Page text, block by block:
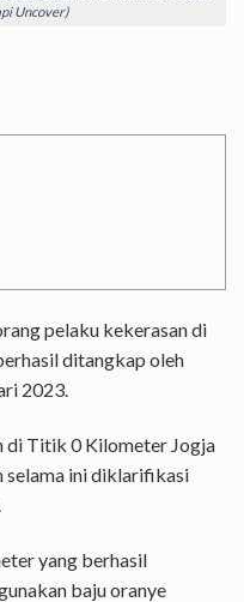
Uncover)
pelaku kekerasan di
ditangkap oleh
2023.
di Titik 0 Kilometer Jogja
selama ini diklarifikasi
yang berhasil
baju oranye